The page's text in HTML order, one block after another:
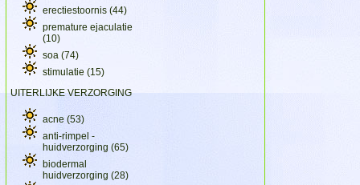
erectiestoornis (44)
premature ejaculatie
(10)
soa (74)
stimulatie (15)
UITERLIJKE VERZORGING
acne (53)
anti-rimpel -
huidverzorging (65)
biodermal
huidverzorging (28)